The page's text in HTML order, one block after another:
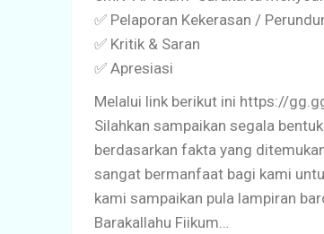
✅ Pelaporan Kekerasan /
✅ Kritik & Saran
✅ Apresiasi
Melalui link berikut ini https://
Silahkan sampaikan segala
berdasarkan fakta yang
sangat bermanfaat bagi kami
kami sampaikan pula lampiran
Barakallahu Fiikum…